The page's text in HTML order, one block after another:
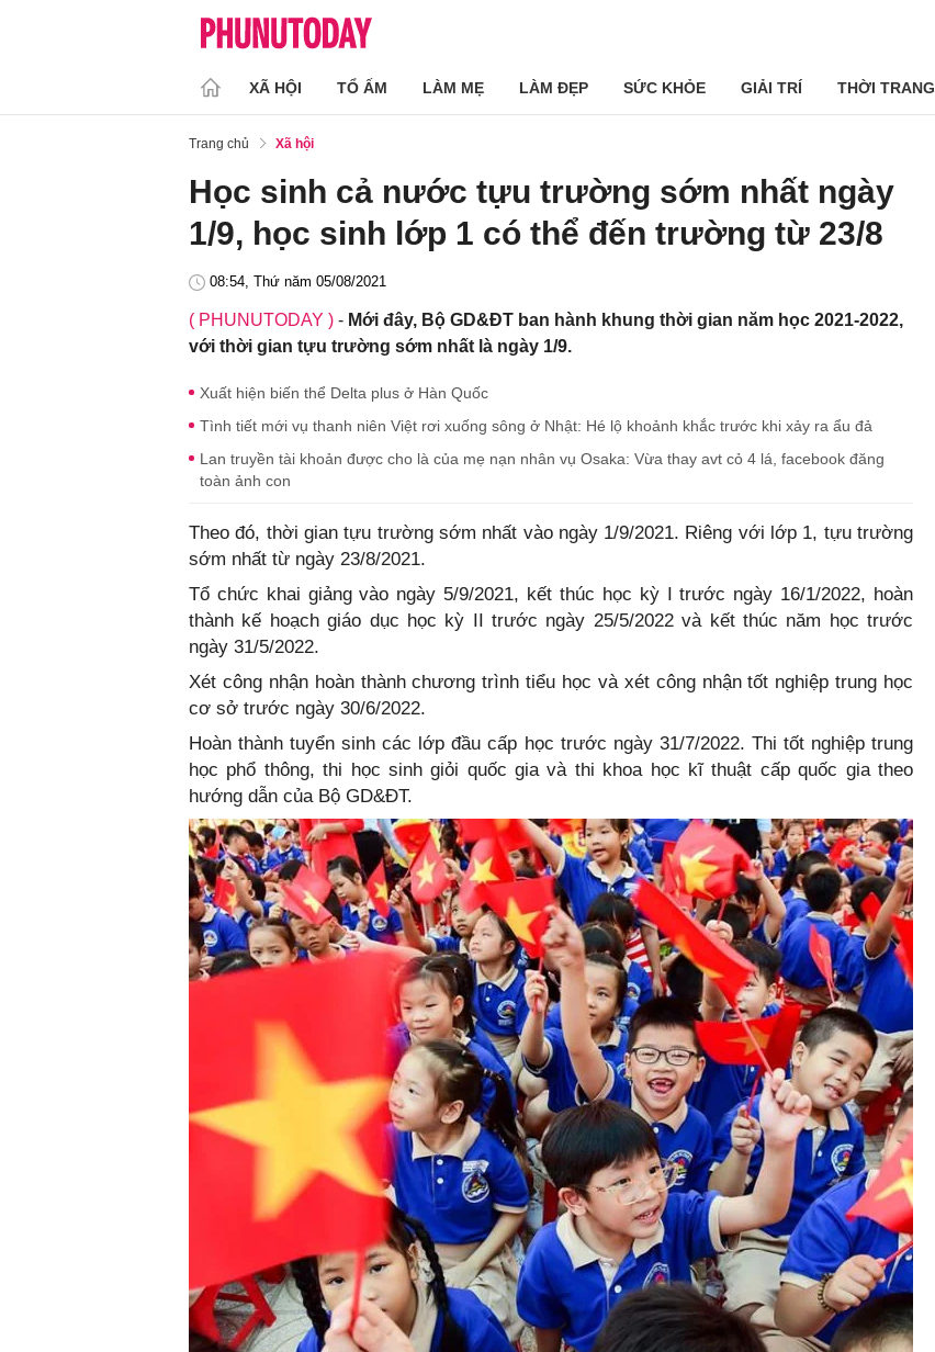
XÃ HỘI TỔ ẤM LÀM MẸ LÀM ĐẸP SỨC KHỎE GIẢI TRÍ THỜI TRANG
Trang chủ Xã hội
Học sinh cả nước tựu trường sớm nhất ngày
1/9, học sinh lớp 1 có thể đến trường từ 23/8
08:54, Thứ năm 05/08/2021
( PHUNUTODAY ) - Mới đây, Bộ GD&ĐT ban hành khung thời gian năm học 2021-2022,
với thời gian tựu trường sớm nhất là ngày 1/9.
Xuất hiện biến thể Delta plus ở Hàn Quốc
Tình tiết mới vụ thanh niên Việt rơi xuống sông ở Nhật: Hé lộ khoảnh khắc trước khi xảy ra ẩu đả
Lan truyền tài khoản được cho là của mẹ nạn nhân vụ Osaka: Vừa thay avt cỏ 4 lá, facebook đăng
toàn ảnh con
Theo đó, thời gian tựu trường sớm nhất vào ngày 1/9/2021. Riêng với lớp 1, tựu trường
sớm nhất từ ngày 23/8/2021.
Tổ chức khai giảng vào ngày 5/9/2021, kết thúc học kỳ I trước ngày 16/1/2022, hoàn
thành kế hoạch giáo dục học kỳ II trước ngày 25/5/2022 và kết thúc năm học trước
ngày 31/5/2022.
Xét công nhận hoàn thành chương trình tiểu học và xét công nhận tốt nghiệp trung học
cơ sở trước ngày 30/6/2022.
Hoàn thành tuyển sinh các lớp đầu cấp học trước ngày 31/7/2022. Thi tốt nghiệp trung
học phổ thông, thi học sinh giỏi quốc gia và thi khoa học kĩ thuật cấp quốc gia theo
hướng dẫn của Bộ GD&ĐT.